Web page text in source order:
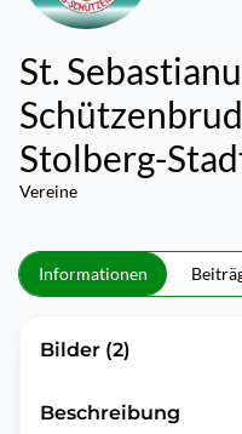
St.
Stolberg-
Vereine
Informationen
Bilder (2)
Beschreibung